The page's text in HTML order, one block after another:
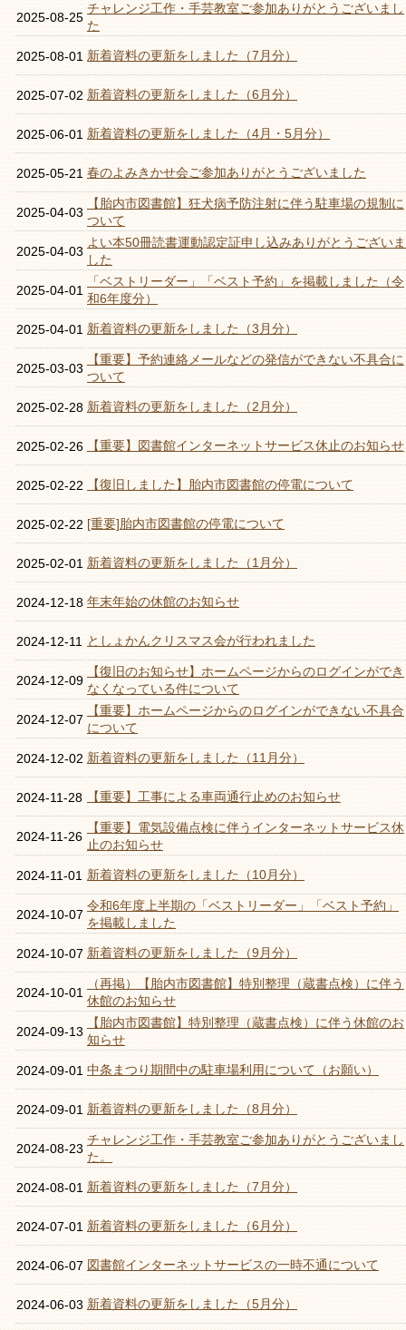
2025-08-25
チャレンジ工作・手芸教室ご参加ありがとうございまし
た
2025-08-01 新着資料の更新をしました（7月分）
2025-07-02 新着資料の更新をしました（6月分）
2025-06-01 新着資料の更新をしました（4月・5月分）
2025-05-21 春のよみきかせ会ご参加ありがとうございました
2025-04-03
【胎内市図書館】狂犬病予防注射に伴う駐車場の規制に
ついて
2025-04-03
よい本50冊読書運動認定証申し込みありがとうございま
した
2025-04-01
「ベストリーダー」「ベスト予約」を掲載しました（令
和6年度分）
2025-04-01 新着資料の更新をしました（3月分）
2025-03-03
【重要】予約連絡メールなどの発信ができない不具合に
ついて
2025-02-28 新着資料の更新をしました（2月分）
2025-02-26 【重要】図書館インターネットサービス休止のお知らせ
2025-02-22 【復旧しました】胎内市図書館の停電について
2025-02-22 [重要]胎内市図書館の停電について
2025-02-01 新着資料の更新をしました（1月分）
2024-12-18 年末年始の休館のお知らせ
2024-12-11 としょかんクリスマス会が行われました
2024-12-09
【復旧のお知らせ】ホームページからのログインができ
なくなっている件について
2024-12-07
【重要】ホームページからのログインができない不具合
について
2024-12-02 新着資料の更新をしました（11月分）
2024-11-28 【重要】工事による車両通行止めのお知らせ
2024-11-26
【重要】電気設備点検に伴うインターネットサービス休
止のお知らせ
2024-11-01 新着資料の更新をしました（10月分）
2024-10-07
令和6年度上半期の「ベストリーダー」「ベスト予約」
を掲載しました
2024-10-07 新着資料の更新をしました（9月分）
2024-10-01
（再掲）【胎内市図書館】特別整理（蔵書点検）に伴う
休館のお知らせ
2024-09-13
【胎内市図書館】特別整理（蔵書点検）に伴う休館のお
知らせ
2024-09-01 中条まつり期間中の駐車場利用について（お願い）
2024-09-01 新着資料の更新をしました（8月分）
2024-08-23
チャレンジ工作・手芸教室ご参加ありがとうございまし
た。
2024-08-01 新着資料の更新をしました（7月分）
2024-07-01 新着資料の更新をしました（6月分）
2024-06-07 図書館インターネットサービスの一時不通について
2024-06-03 新着資料の更新をしました（5月分）